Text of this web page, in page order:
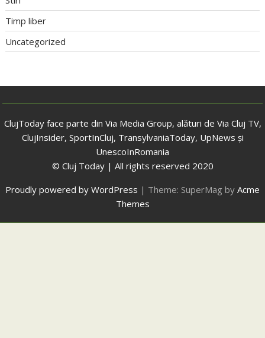
Timp liber
Uncategorized
ClujToday face parte din Via Media Group, alături de Via Cluj TV,
ClujInsider, SportInCluj, TransylvaniaToday, UpNews și
UnescoInRomania
© Cluj Today | All rights reserved 2020
Proudly powered by WordPress | Theme: SuperMag by Acme
Themes